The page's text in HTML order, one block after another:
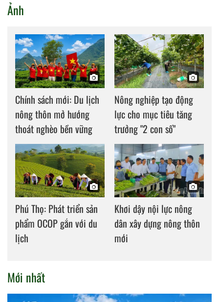
Ảnh
Chính sách mới: Du lịch
nông thôn mở hướng
thoát nghèo bền vững
Nông nghiệp tạo động
lực cho mục tiêu tăng
trưởng "2 con số"
Phú Thọ: Phát triển sản
phẩm OCOP gắn với du
lịch
Khơi dậy nội lực nông
dân xây dựng nông thôn
mới
Mới nhất